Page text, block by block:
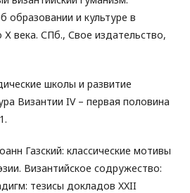
образовании и культуре в
века. СПб., Свое издательство,
школы и развитие
Византии IV – первая половина
Газский: классические мотивы
Византийское содружество:
тезисы докладов XXII